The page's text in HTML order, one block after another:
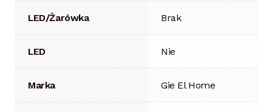
LED/Żarówka Brak
LED Nie
Marka Gie El Home